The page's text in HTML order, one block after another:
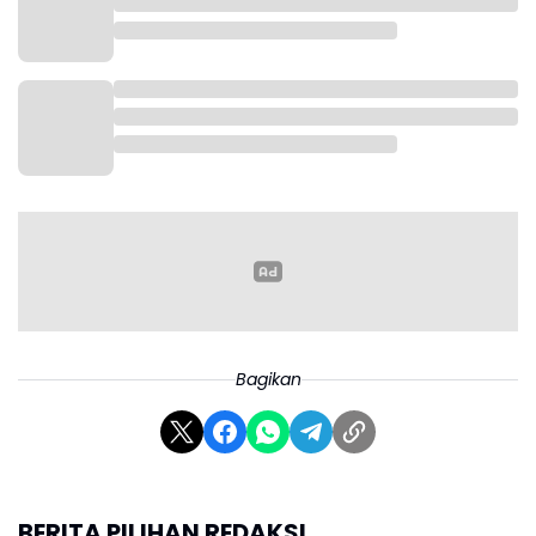
“Saya mendapat satu kehormatan bertemu Kiai Haji
Imad. Beliau adalah adiknya Kiai Haji Adib Rofiuddin,”
kata Babah Alun, Jumat, 6 Maret 2026.
Bagikan